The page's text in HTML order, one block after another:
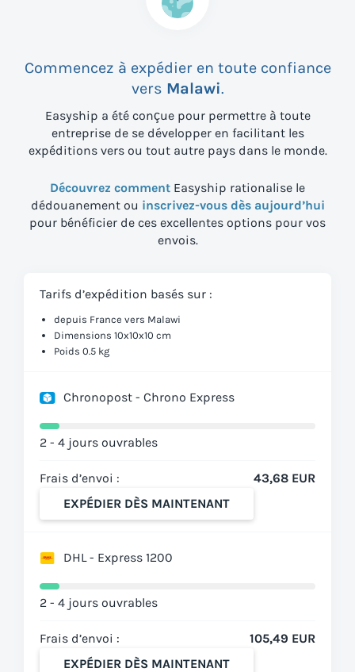
Commencez à expédier en toute confiance
vers Malawi.
Easyship a été conçue pour permettre à toute
entreprise de se développer en facilitant les
expéditions vers ou tout autre pays dans le monde.
Découvrez comment Easyship rationalise le
dédouanement ou inscrivez-vous dès aujourd’hui
pour bénéficier de ces excellentes options pour vos
envois.
Tarifs d’expédition basés sur :
depuis France vers Malawi
Dimensions 10x10x10 cm
Poids 0.5 kg
Chronopost - Chrono Express
2 - 4 jours ouvrables
Frais d’envoi :
43,68 EUR
EXPÉDIER DÈS MAINTENANT
DHL - Express 1200
2 - 4 jours ouvrables
Frais d’envoi :
105,49 EUR
EXPÉDIER DÈS MAINTENANT